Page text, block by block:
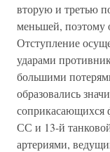
вторую и третью
меньшей, поэтому
Отступление
ударами
большими
образовались
соприкасающихся
СС и 13-й
артериями,